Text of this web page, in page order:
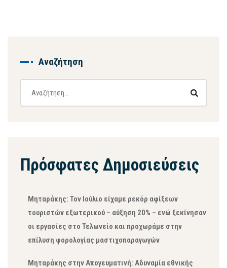
Αναζήτηση
Πρόσφατες Δημοσιεύσεις
Μηταράκης: Τον Ιούλιο είχαμε ρεκόρ αφίξεων
τουριστών εξωτερικού – αύξηση 20% – ενώ ξεκίνησαν
οι εργασίες στο Τελωνείο και προχωράμε στην
επίλυση φορολογίας μαστιχοπαραγωγών
Μηταράκης στην Απογευματινή: Αδυναμία εθνικής